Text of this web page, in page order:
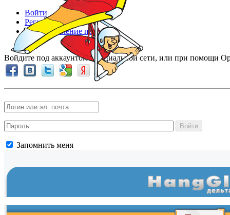
Войти
Регистрация
Восстановление пароля
Войдите под аккаунтом в социальной сети, или при помощи
Войти
Запомнить меня
Войти